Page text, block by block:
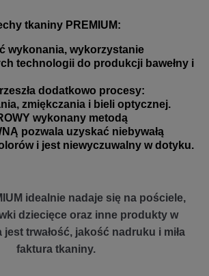
tkaniny PREMIUM:
wykonania, wykorzystanie
technologii do produkcji bawełny i
dodatkowo procesy:
zmiękczania i bieli optycznej.
wykonany metodą
pozwala uzyskać niebywałą
i jest niewyczuwalny w dotyku.
idealnie nadaje się na pościele,
dziecięce oraz inne produkty w
trwałość, jakość nadruku i miła
faktura tkaniny.